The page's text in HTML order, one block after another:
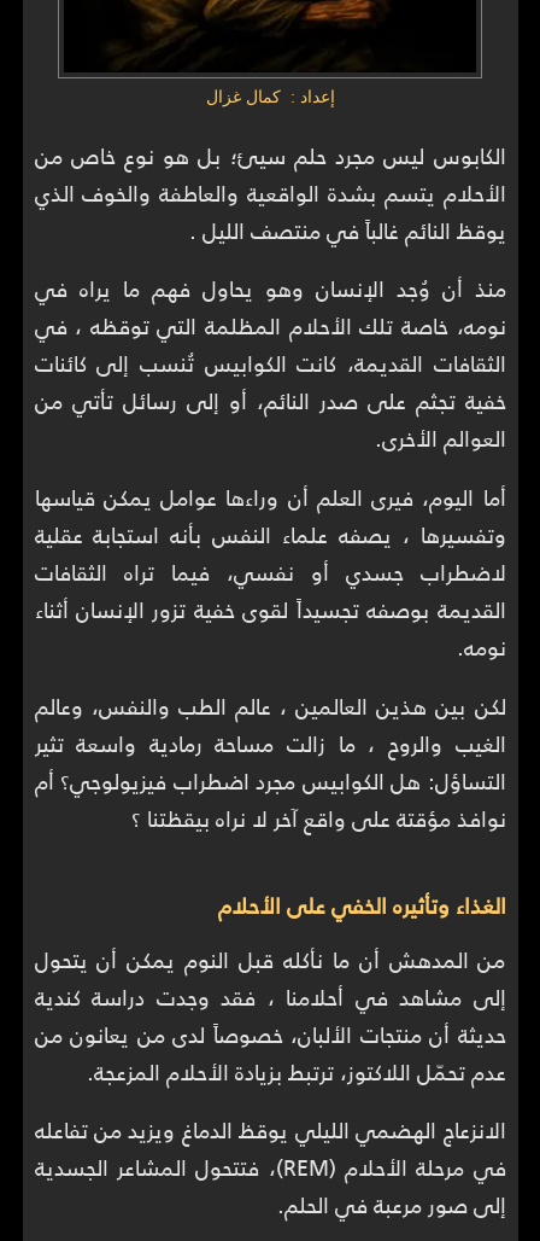
إعداد : كمال غزال
الكابوس ليس مجرد حلم سيئ؛ بل هو نوع خاص من
الأحلام يتسم بشدة الواقعية والعاطفة والخوف الذي
يوقظ النائم غالباً في منتصف الليل .
منذ أن وُجد الإنسان وهو يحاول فهم ما يراه في
نومه، خاصة تلك الأحلام المظلمة التي توقظه ، في
الثقافات القديمة، كانت الكوابيس تُنسب إلى كائنات
خفية تجثم على صدر النائم، أو إلى رسائل تأتي من
العوالم الأخرى.
أما اليوم، فيرى العلم أن وراءها عوامل يمكن قياسها
وتفسيرها ، يصفه علماء النفس بأنه استجابة عقلية
لاضطراب جسدي أو نفسي، فيما تراه الثقافات
القديمة بوصفه تجسيداً لقوى خفية تزور الإنسان أثناء
نومه.
لكن بين هذين العالمين ، عالم الطب والنفس، وعالم
الغيب والروح ، ما زالت مساحة رمادية واسعة تثير
التساؤل: هل الكوابيس مجرد اضطراب فيزيولوجي؟ أم
نوافذ مؤقتة على واقع آخر لا نراه بيقظتنا ؟
الغذاء وتأثيره الخفي على الأحلام
من المدهش أن ما نأكله قبل النوم يمكن أن يتحول
إلى مشاهد في أحلامنا ، فقد وجدت دراسة كندية
حديثة أن منتجات الألبان، خصوصاً لدى من يعانون من
عدم تحمّل اللاكتوز، ترتبط بزيادة الأحلام المزعجة.
الانزعاج الهضمي الليلي يوقظ الدماغ ويزيد من تفاعله
في مرحلة الأحلام (REM)، فتتحول المشاعر الجسدية
إلى صور مرعبة في الحلم.